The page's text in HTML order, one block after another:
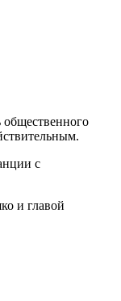
общественного
с
и главой